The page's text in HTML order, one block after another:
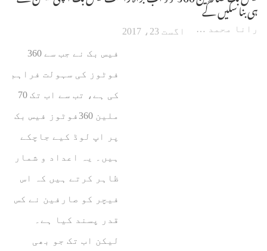
ہی بنا سکیں گے
رانا محمد امین اکبر اگست 23، 2017
فیس بک نے جب سے 360
فوٹوز کی سہولت فراہم
کی ہے، تب سے اب تک 70
ملین 360فوٹوز فیس بک
پر اپ لوڈ کیے جاچکے
ہیں۔ یہ اعداد و شمار
ظاہر کرتے ہیں کہ اس
فیچر کو صارفین نے کس
قدر پسند کیا ہے۔
لیکن اب تک جو بھی